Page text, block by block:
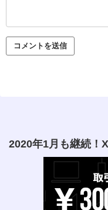
2020年1月も継続！